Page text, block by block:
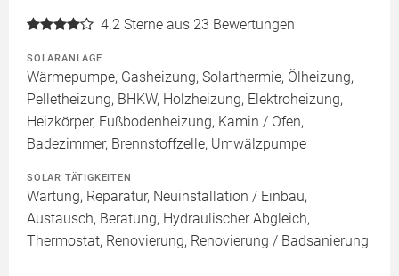
4.2 Sterne aus 23 Bewertungen
SOLARANLAGE
Wärmepumpe, Gasheizung, Solarthermie, Ölheizung,
Pelletheizung, BHKW, Holzheizung, Elektroheizung,
Heizkörper, Fußbodenheizung, Kamin / Ofen,
Badezimmer, Brennstoffzelle, Umwälzpumpe
SOLAR TÄTIGKEITEN
Wartung, Reparatur, Neuinstallation / Einbau,
Austausch, Beratung, Hydraulischer Abgleich,
Thermostat, Renovierung, Renovierung / Badsanierung